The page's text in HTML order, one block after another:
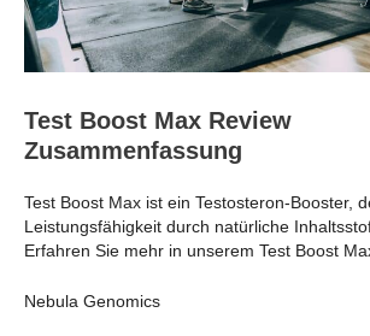
Test Boost Max Review
Zusammenfassung
Test Boost Max ist ein Testosteron-Booster,
Leistungsfähigkeit durch natürliche
Erfahren Sie mehr in unserem Test Boost
Nebula Genomics